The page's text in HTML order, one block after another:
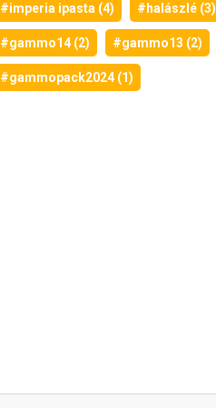
#imperia ipasta (4) #halászlé (3)
#gammo14 (2) #gammo13 (2)
#gammopack2024 (1)